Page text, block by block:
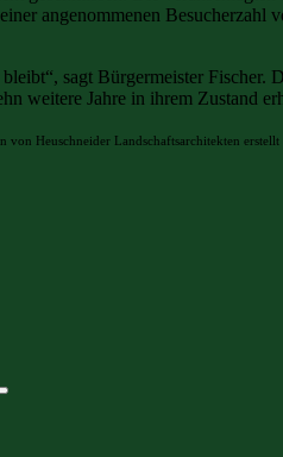
angenommenen
sagt Bürgermeister
weitere Jahre in ihrem Zustand
von Heuschneider Landschaftsarchitekten